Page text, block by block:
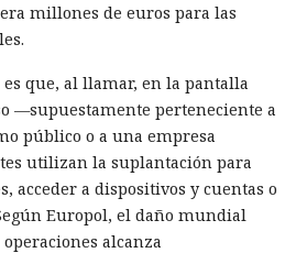
millones de euros para las
que, al llamar, en la pantalla
—supuestamente perteneciente a
público o a una empresa
utilizan la suplantación para
acceder a dispositivos y cuentas o
Europol, el daño mundial
alcanza